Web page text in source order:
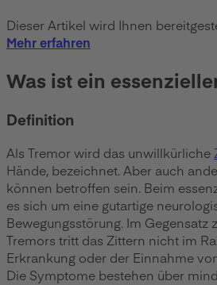
Dieser Artikel wird Ihnen
Mehr erfahren
Was ist ein
Definition
Als Tremor wird das unwillkürliche
Hände, bezeichnet. Aber auch
können betroffen sein. Beim
es sich um eine gutartige
Bewegungsstörung. Im Gegensatz
Tremors tritt das Zittern nicht im
Erkrankung oder der Einnahme
Die Symptome bestehen über